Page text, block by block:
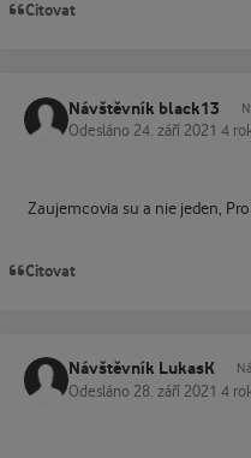
Citovat
Návštěvník black13
Odesláno 24. září 2021 4
Zaujemcovia su a nie jeden,
Citovat
Návštěvník LukasK
Odesláno 28. září 2021 4